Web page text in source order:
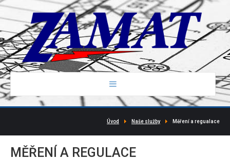
Úvod Naše služby Měření a regualace
MĚŘENÍ A REGULACE